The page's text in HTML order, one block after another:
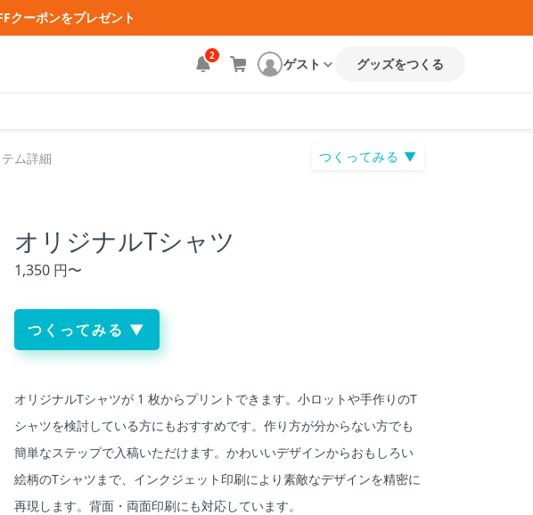
クーポンをプレゼント
2 ゲスト グッズをつくる
ム詳細 つくってみる ▼
オリジナルTシャツ
オリジナルTシャツが 1 枚からプリントできます。小ロットや手作りのT
シャツを検討している方にもおすすめです。作り方が分からない方でも
簡単なステップで入稿いただけます。かわいいデザインからおもしろい
絵柄のTシャツまで、インクジェット印刷により素敵なデザインを精密に
再現します。背面・両面印刷にも対応しています。
1,350 円〜
つくってみる ▼